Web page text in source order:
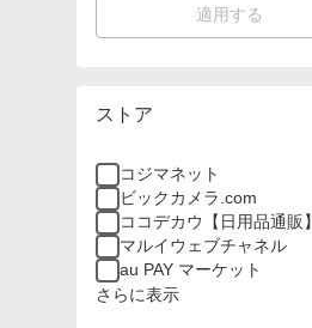
適用する
ストア
コジマネット
ビックカメラ.com
ココデカウ【日用品通販】
マルイウェブチャネル
au PAY マーケット
さらに表示